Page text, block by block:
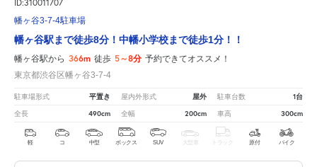
ID:310011707
幡ヶ谷3-7-4駐車場
幡ヶ谷駅まで徒歩8分！中幡小学校まで徒歩1分！！
幡ヶ谷駅から 366m 徒歩 5～8分 予約できてオススメ！
東京都渋谷区幡ヶ谷3-7-4
駐車場形式 平置き 屋内外形式 屋外 駐車台数 1台
全長 490cm 全幅 200cm 車高 300cm
軽 コ 中型 ボックス SUV 大型車 トラック 原付 バイク